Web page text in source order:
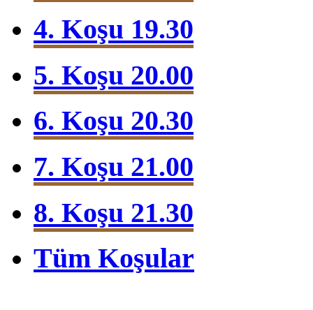
4. Koşu 19.30
5. Koşu 20.00
6. Koşu 20.30
7. Koşu 21.00
8. Koşu 21.30
Tüm Koşular